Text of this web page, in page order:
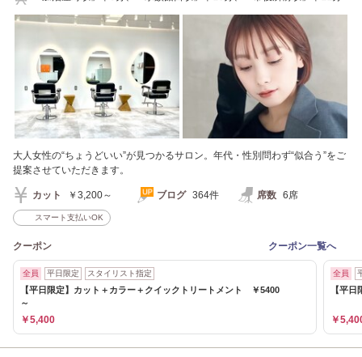
大人女性の“ちょうどいい”が見つかるサロン。年代・性別問わず“似合う”をご
提案させていただきます。
カット ￥3,200～ ブログ 364件 席数 6席
スマート支払いOK
クーポン クーポン一覧へ
全員 平日限定 スタイリスト指定
【平日限定】カット＋カラー＋クイックトリートメント ￥5400
～
￥5,400
全員
【平
￥